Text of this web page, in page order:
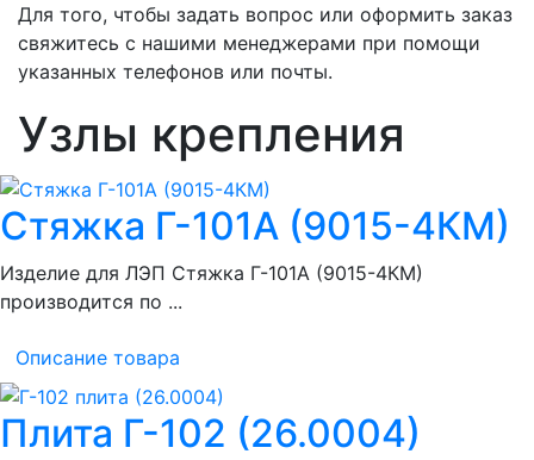
Для того, чтобы задать вопрос или оформить заказ
свяжитесь с нашими менеджерами при помощи
указанных телефонов или почты.
Узлы крепления
Стяжка Г-101А (9015-4КМ)
Изделие для ЛЭП Стяжка Г-101А (9015-4КМ)
производится по ...
Описание товара
Плита Г-102 (26.0004)